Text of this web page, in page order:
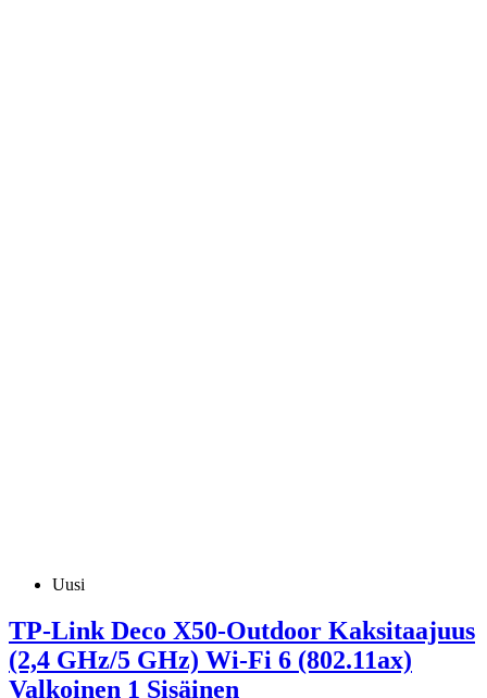
Uusi
TP-Link Deco X50-Outdoor Kaksitaajuus
(2,4 GHz/5 GHz) Wi-Fi 6 (802.11ax)
Valkoinen 1 Sisäinen